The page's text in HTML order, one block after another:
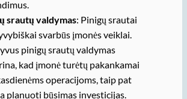
srautų valdymas: Pinigų srautai
svarbūs įmonės veiklai.
pinigų srautų valdymas
kad įmonė turėtų pakankamai
operacijoms, taip pat
planuoti būsimas investicijas.